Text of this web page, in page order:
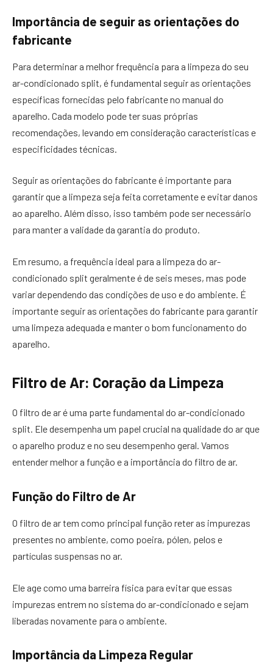
Importância de seguir as orientações do
fabricante
Para determinar a melhor frequência para a limpeza do seu
ar-condicionado split, é fundamental seguir as orientações
específicas fornecidas pelo fabricante no manual do
aparelho. Cada modelo pode ter suas próprias
recomendações, levando em consideração características e
especificidades técnicas.
Seguir as orientações do fabricante é importante para
garantir que a limpeza seja feita corretamente e evitar danos
ao aparelho. Além disso, isso também pode ser necessário
para manter a validade da garantia do produto.
Em resumo, a frequência ideal para a limpeza do ar-
condicionado split geralmente é de seis meses, mas pode
variar dependendo das condições de uso e do ambiente. É
importante seguir as orientações do fabricante para garantir
uma limpeza adequada e manter o bom funcionamento do
aparelho.
Filtro de Ar: Coração da Limpeza
O filtro de ar é uma parte fundamental do ar-condicionado
split. Ele desempenha um papel crucial na qualidade do ar que
o aparelho produz e no seu desempenho geral. Vamos
entender melhor a função e a importância do filtro de ar.
Função do Filtro de Ar
O filtro de ar tem como principal função reter as impurezas
presentes no ambiente, como poeira, pólen, pelos e
partículas suspensas no ar.
Ele age como uma barreira física para evitar que essas
impurezas entrem no sistema do ar-condicionado e sejam
liberadas novamente para o ambiente.
Importância da Limpeza Regular